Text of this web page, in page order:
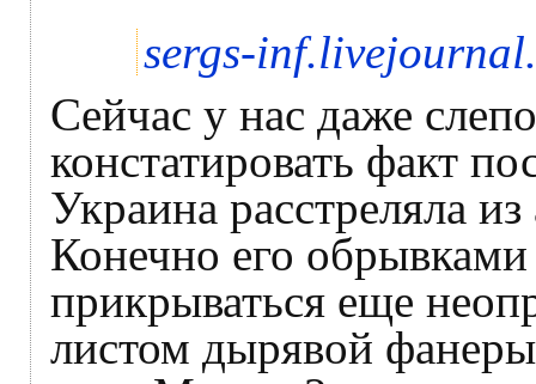
sergs-
Сейчас у нас даже
констатировать факт
Украина расстреляла
Конечно его
прикрываться еще
листом дырявой фанеры